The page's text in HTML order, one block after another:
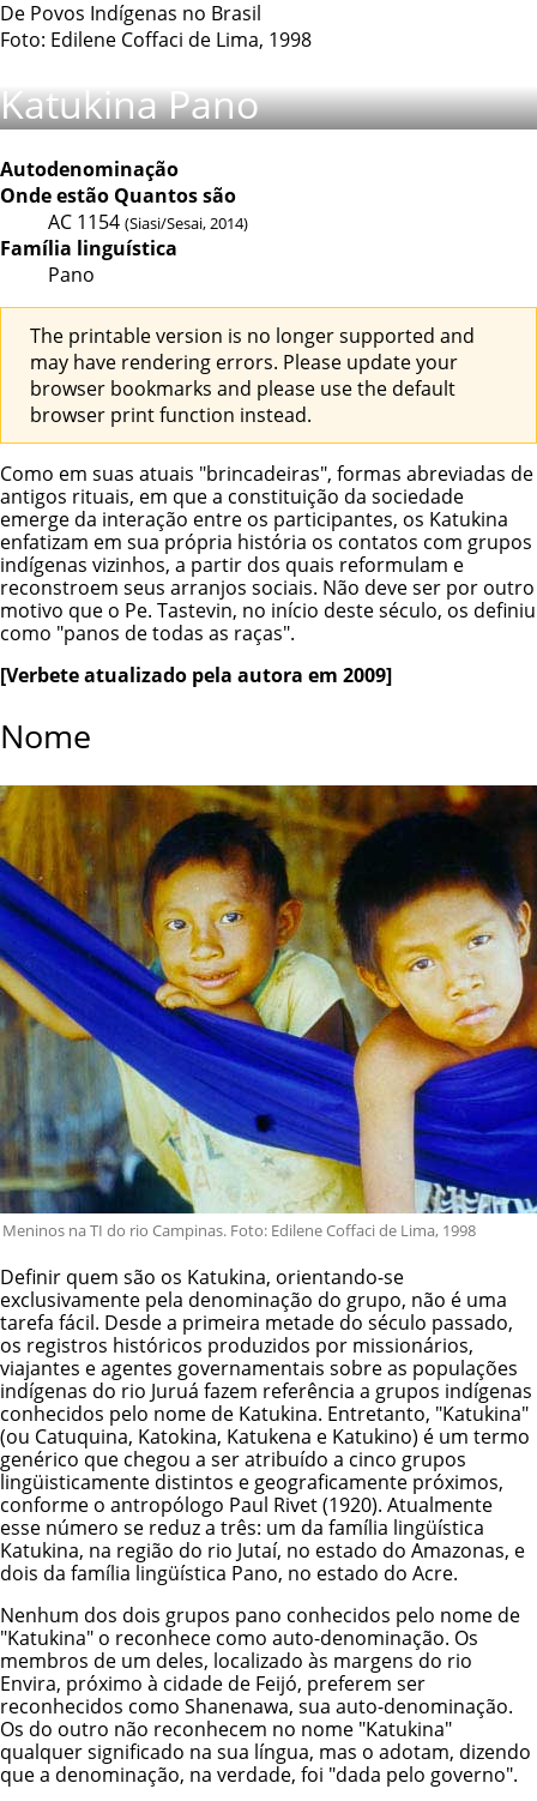
De Povos Indígenas no Brasil
Foto: Edilene Coffaci de Lima, 1998
Katukina Pano
Autodenominação
Onde estão Quantos são
AC 1154 (Siasi/Sesai, 2014)
Família linguística
Pano
The printable version is no longer supported and
may have rendering errors. Please update your
browser bookmarks and please use the default
browser print function instead.
Como em suas atuais "brincadeiras", formas abreviadas de
antigos rituais, em que a constituição da sociedade
emerge da interação entre os participantes, os Katukina
enfatizam em sua própria história os contatos com grupos
indígenas vizinhos, a partir dos quais reformulam e
reconstroem seus arranjos sociais. Não deve ser por outro
motivo que o Pe. Tastevin, no início deste século, os definiu
como "panos de todas as raças".
[Verbete atualizado pela autora em 2009]
Nome
Meninos na TI do rio Campinas. Foto: Edilene Coffaci de Lima, 1998
Definir quem são os Katukina, orientando-se
exclusivamente pela denominação do grupo, não é uma
tarefa fácil. Desde a primeira metade do século passado,
os registros históricos produzidos por missionários,
viajantes e agentes governamentais sobre as populações
indígenas do rio Juruá fazem referência a grupos indígenas
conhecidos pelo nome de Katukina. Entretanto, "Katukina"
(ou Catuquina, Katokina, Katukena e Katukino) é um termo
genérico que chegou a ser atribuído a cinco grupos
lingüisticamente distintos e geograficamente próximos,
conforme o antropólogo Paul Rivet (1920). Atualmente
esse número se reduz a três: um da família lingüística
Katukina, na região do rio Jutaí, no estado do Amazonas, e
dois da família lingüística Pano, no estado do Acre.
Nenhum dos dois grupos pano conhecidos pelo nome de
"Katukina" o reconhece como auto-denominação. Os
membros de um deles, localizado às margens do rio
Envira, próximo à cidade de Feijó, preferem ser
reconhecidos como Shanenawa, sua auto-denominação.
Os do outro não reconhecem no nome "Katukina"
qualquer significado na sua língua, mas o adotam, dizendo
que a denominação, na verdade, foi "dada pelo governo".